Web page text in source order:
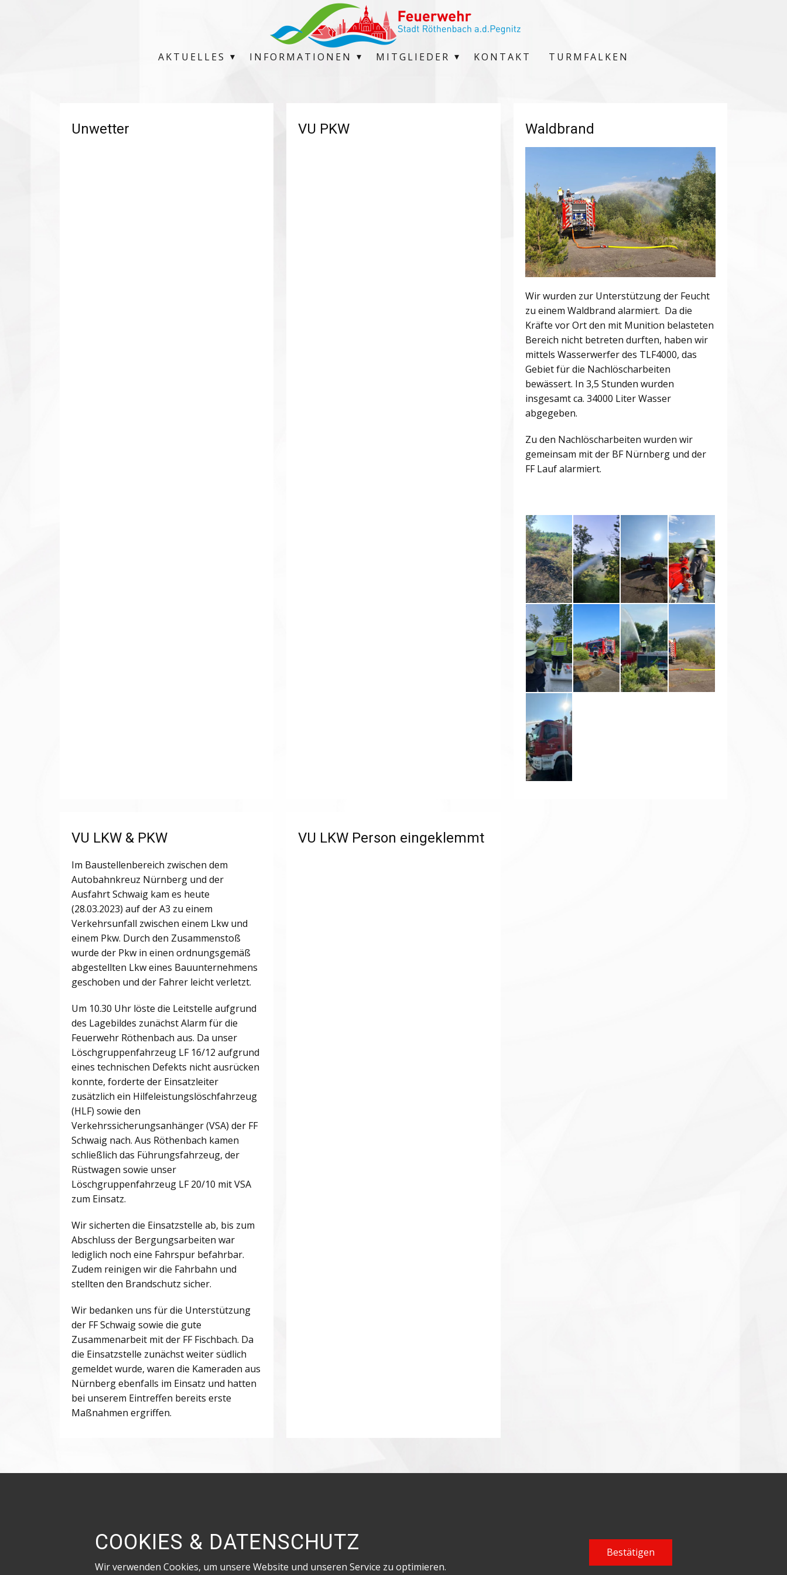
AKTUELLES INFORMATIONEN MITGLIEDER KONTAKT TURMFALKEN
Unwetter VU PKW Waldbrand
Wir wurden zur Unterstützung der Feucht
zu einem Waldbrand alarmiert. Da die
Kräfte vor Ort den mit Munition belasteten
Bereich nicht betreten durften, haben wir
mittels Wasserwerfer des TLF4000, das
Gebiet für die Nachlöscharbeiten
bewässert. In 3,5 Stunden wurden
insgesamt ca. 34000 Liter Wasser
abgegeben.
Zu den Nachlöscharbeiten wurden wir
gemeinsam mit der BF Nürnberg und der
FF Lauf alarmiert.
VU LKW & PKW
Im Baustellenbereich zwischen dem
Autobahnkreuz Nürnberg und der
Ausfahrt Schwaig kam es heute
(28.03.2023) auf der A3 zu einem
Verkehrsunfall zwischen einem Lkw und
einem Pkw. Durch den Zusammenstoß
wurde der Pkw in einen ordnungsgemäß
abgestellten Lkw eines Bauunternehmens
geschoben und der Fahrer leicht verletzt.
Um 10.30 Uhr löste die Leitstelle aufgrund
des Lagebildes zunächst Alarm für die
Feuerwehr Röthenbach aus. Da unser
Löschgruppenfahrzeug LF 16/12 aufgrund
eines technischen Defekts nicht ausrücken
konnte, forderte der Einsatzleiter
zusätzlich ein Hilfeleistungslöschfahrzeug
(HLF) sowie den
Verkehrssicherungsanhänger (VSA) der FF
Schwaig nach. Aus Röthenbach kamen
schließlich das Führungsfahrzeug, der
Rüstwagen sowie unser
Löschgruppenfahrzeug LF 20/10 mit VSA
zum Einsatz.
Wir sicherten die Einsatzstelle ab, bis zum
Abschluss der Bergungsarbeiten war
lediglich noch eine Fahrspur befahrbar.
Zudem reinigen wir die Fahrbahn und
stellten den Brandschutz sicher.
Wir bedanken uns für die Unterstützung
der FF Schwaig sowie die gute
Zusammenarbeit mit der FF Fischbach. Da
die Einsatzstelle zunächst weiter südlich
gemeldet wurde, waren die Kameraden aus
Nürnberg ebenfalls im Einsatz und hatten
bei unserem Eintreffen bereits erste
Maßnahmen ergriffen.
VU LKW Person eingeklemmt
COOKIES & DATENSCHUTZ
Wir verwenden Cookies, um unsere Website und unseren Service zu optimieren.
Bestätigen